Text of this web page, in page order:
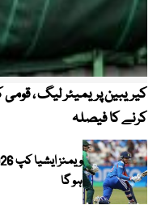
کرنے کا فیصلہ
ہو گا